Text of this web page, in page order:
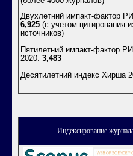
Двухлетний импакт-фактор
6,925 (с учетом цитирования
источников)
Пятилетний импакт-фактор
2020: 3,483
Десятилетний индекс Хирша
Индексирование